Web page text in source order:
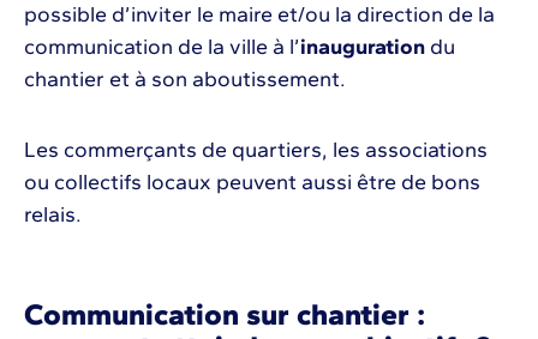
possible d’inviter le maire et/ou la direction de la
communication de la ville à l’inauguration du
chantier et à son aboutissement.
Les commerçants de quartiers, les associations
ou collectifs locaux peuvent aussi être de bons
relais.
Communication sur chantier :